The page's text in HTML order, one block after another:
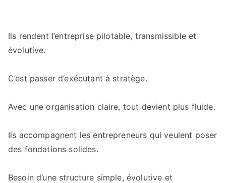
Ils rendent l’entreprise pilotable, transmissible et
évolutive.
C’est passer d’exécutant à stratège.
Avec une organisation claire, tout devient plus fluide.
Ils accompagnent les entrepreneurs qui veulent poser
des fondations solides.
Besoin d’une structure simple, évolutive et